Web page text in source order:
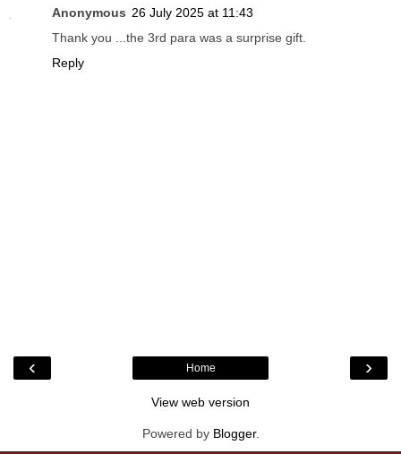
Anonymous 26 July 2025 at 11:43
Thank you ...the 3rd para was a surprise gift.
Reply
‹ ›
Home
View web version
Powered by Blogger.